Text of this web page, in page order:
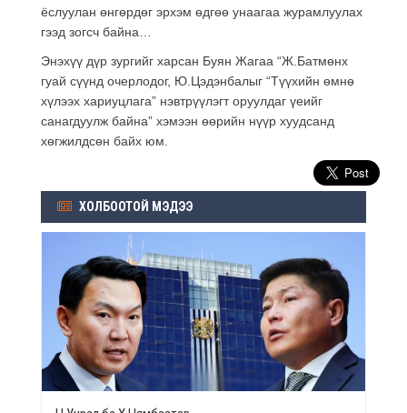
ёслуулан өнгөрдөг эрхэм өдгөө унаагаа журамлуулах
гээд зогсч байна…
Энэхүү дүр зургийг харсан Буян Жагаа “Ж.Батмөнх
гуай сүүнд очерлодог, Ю.Цэдэнбалыг “Түүхийн өмнө
хүлээх хариуцлага” нэвтрүүлэгт оруулдаг үеийг
санагдуулж байна” хэмээн өөрийн нүүр хуудсанд
хөгжилдсөн байх юм.
ХОЛБООТОЙ МЭДЭЭ